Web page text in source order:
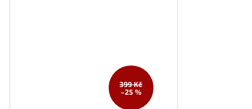
399 Kč
–25 %